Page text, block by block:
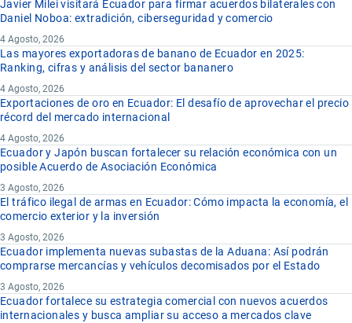
Javier Milei visitará Ecuador para firmar acuerdos bilaterales con
Daniel Noboa: extradición, ciberseguridad y comercio
4 Agosto, 2026
Las mayores exportadoras de banano de Ecuador en 2025:
Ranking, cifras y análisis del sector bananero
4 Agosto, 2026
Exportaciones de oro en Ecuador: El desafío de aprovechar el precio
récord del mercado internacional
4 Agosto, 2026
Ecuador y Japón buscan fortalecer su relación económica con un
posible Acuerdo de Asociación Económica
3 Agosto, 2026
El tráfico ilegal de armas en Ecuador: Cómo impacta la economía, el
comercio exterior y la inversión
3 Agosto, 2026
Ecuador implementa nuevas subastas de la Aduana: Así podrán
comprarse mercancías y vehículos decomisados por el Estado
3 Agosto, 2026
Ecuador fortalece su estrategia comercial con nuevos acuerdos
internacionales y busca ampliar su acceso a mercados clave